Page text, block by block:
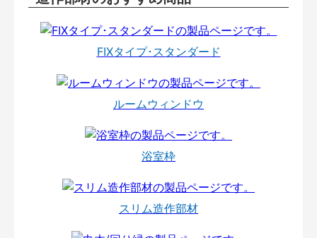
FIXタイプ･スタンダード
ルームウィンドウ
浴室枠
スリム造作部材